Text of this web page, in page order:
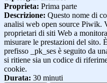
Proprieta: Prima parte
Descrizione: Questo nome di
analisi web open source Piwik.
proprietari di siti Web a
misurare le prestazioni del sito.
prefisso _pk_ses è seguito da
si ritiene sia un codice di
cookie.
Durata: 30 minuti